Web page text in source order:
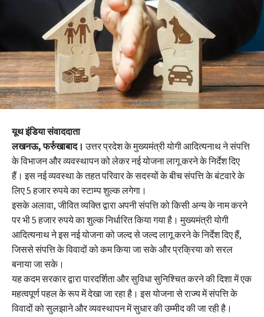
यूथ इंडिया संवाददाता
लखनऊ, फर्रुखाबाद। उत्तर प्रदेश के मुख्यमंत्री योगी आदित्यनाथ ने संपत्ति
के विभाजन और व्यवस्थापन को लेकर नई योजना लागू करने के निर्देश दिए
हैं। इस नई व्यवस्था के तहत परिवार के सदस्यों के बीच संपत्ति के बंटवारे के
लिए 5 हजार रुपये का स्टाम्प शुल्क लगेगा।
इसके अलावा, जीवित व्यक्ति द्वारा अपनी संपत्ति को किसी अन्य के नाम करने
पर भी 5 हजार रुपये का शुल्क निर्धारित किया गया है। मुख्यमंत्री योगी
आदित्यनाथ ने इस नई योजना को जल्द से जल्द लागू करने के निर्देश दिए हैं,
जिससे संपत्ति के विवादों को कम किया जा सके और प्रक्रिया को सरल
बनाया जा सके।
यह कदम सरकार द्वारा पारदर्शिता और सुविधा सुनिश्चित करने की दिशा में एक
महत्वपूर्ण पहल के रूप में देखा जा रहा है। इस योजना से राज्य में संपत्ति के
विवादों को सुलझाने और व्यवस्थापन में सुधार की उम्मीद की जा रही है।